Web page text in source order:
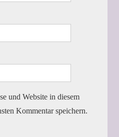
und Website in diesem
Kommentar speichern.